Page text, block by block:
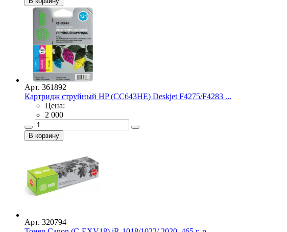
Арт. 361892
Картридж струйный HP (CC643HE) Deskjet F4275/F4283 ...
Цена:
2 000
Арт. 320794